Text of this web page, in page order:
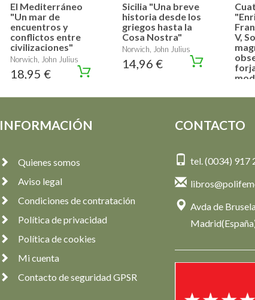
El Mediterráneo
"Un mar de
encuentros y
conflictos entre
civilizaciones"
Norwich, John Julius
18,95 €
Sicilia "Una breve
historia desde los
griegos hasta la
Cosa Nostra"
Norwich, John Julius
14,96 €
V,
INFORMACIÓN
Quienes somos
Aviso legal
Condiciones de contratación
Política de privacidad
Política de cookies
Mi cuenta
Contacto de seguridad GPSR
CONTACTO
tel. (0034) 917
Avda de